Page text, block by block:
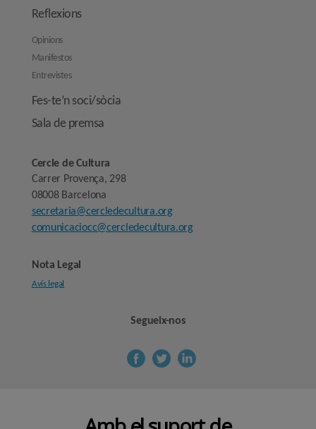
Reflexions
Opinions
Manifestos
Entrevistes
Fes-te’n soci/sòcia
Sala de premsa
Cercle de Cultura
Carrer Provença, 298
08008 Barcelona
secretaria@cercledecultura.org
comunicaciocc@cercledecultura.org
Nota Legal
Avís legal
Segueix-nos